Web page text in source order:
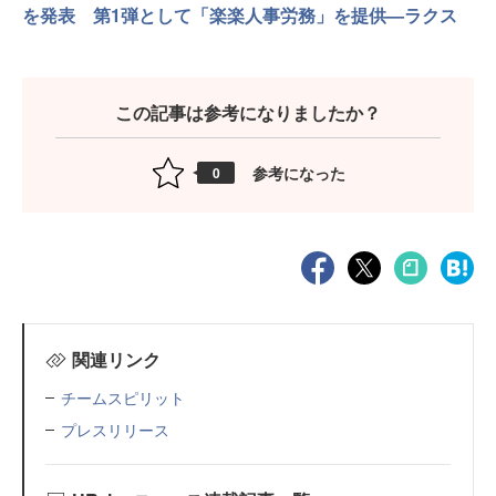
を発表 第1弾として「楽楽人事労務」を提供—ラクス
この記事は参考になりましたか？
0 参考になった
関連リンク
チームスピリット
プレスリリース